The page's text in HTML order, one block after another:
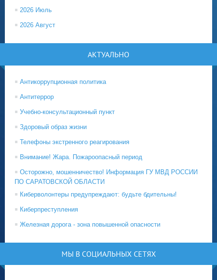
2026 Июль
2026 Август
АКТУАЛЬНО
Антикоррупционная политика
Антитеррор
Учебно-консультационный пункт
Здоровый образ жизни
Телефоны экстренного реагирования
Внимание! Жара. Пожароопасный период
Осторожно, мошенничество! Информация ГУ МВД РОССИИ
ПО САРАТОВСКОЙ ОБЛАСТИ
Киберволонтеры предупреждают: будьте бдительны!
Киберпреступления
Железная дорога - зона повышенной опасности
МЫ В СОЦИАЛЬНЫХ СЕТЯХ